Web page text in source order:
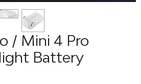
/ Mini 4 Pro
Battery